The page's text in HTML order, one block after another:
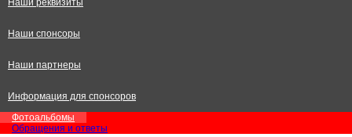
Наши реквизиты
Наши спонсоры
Наши партнеры
Информация для спонсоров
Фотоальбомы
Обращения и ответы